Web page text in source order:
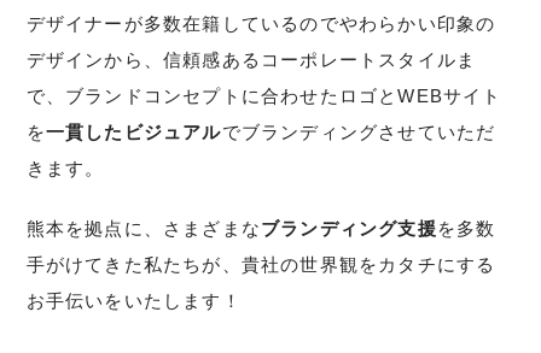
デザイナーが多数在籍しているのでやわらかい印象の
デザインから、信頼感あるコーポレートスタイルま
で、ブランドコンセプトに合わせたロゴとWEBサイト
を一貫したビジュアルでブランディングさせていただ
きます。
熊本を拠点に、さまざまなブランディング支援を多数
手がけてきた私たちが、貴社の世界観をカタチにする
お手伝いをいたします！